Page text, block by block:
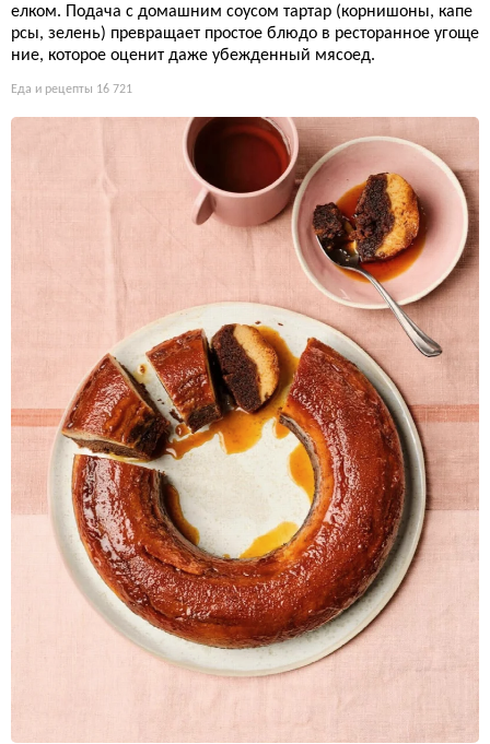
елком. Подача с домашним соусом тартар (корнишоны, капе
рсы, зелень) превращает простое блюдо в ресторанное угоще
ние, которое оценит даже убежденный мясоед.
Еда и рецепты 16 721